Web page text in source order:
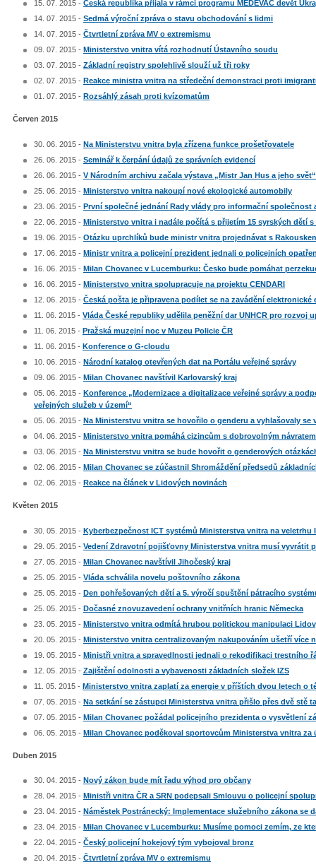
15. 07. 2015 - Česká republika přijala v rámci programu MEDEVAC devět
14. 07. 2015 - Sedmá výroční zpráva o stavu obchodování s lidmi
14. 07. 2015 - Čtvrtletní zpráva MV o extremismu
09. 07. 2015 - Ministerstvo vnitra vítá rozhodnutí Ústavního soudu
03. 07. 2015 - Základní registry spolehlivě slouží už tři roky
02. 07. 2015 - Reakce ministra vnitra na středeční demonstraci proti
01. 07. 2015 - Rozsáhlý zásah proti kvízomatům
Červen 2015
30. 06. 2015 - Na Ministerstvu vnitra byla zřízena funkce prošetřovatele
26. 06. 2015 - Seminář k čerpání údajů ze správních evidencí
26. 06. 2015 - V Národním archivu začala výstava „Mistr Jan Hus a jeho svět“
25. 06. 2015 - Ministerstvo vnitra nakoupí nové ekologické automobily
23. 06. 2015 - První společné jednání Rady vlády pro informační společnost
22. 06. 2015 - Ministerstvo vnitra i nadále počítá s přijetím 15 syrských dětí
19. 06. 2015 - Otázku uprchlíků bude ministr vnitra projednávat s
17. 06. 2015 - Ministr vnitra a policejní prezident jednali o policejních
16. 06. 2015 - Milan Chovanec v Lucemburku: Česko bude pomáhat
16. 06. 2015 - Ministerstvo vnitra spolupracuje na projektu CENDARI
12. 06. 2015 - Česká pošta je připravena podílet se na zavádění elektronické
11. 06. 2015 - Vláda České republiky udělila peněžní dar UNHCR pro rozvoj
11. 06. 2015 - Pražská muzejní noc v Muzeu Policie ČR
11. 06. 2015 - Konference o G-cloudu
10. 06. 2015 - Národní katalog otevřených dat na Portálu veřejné správy
09. 06. 2015 - Milan Chovanec navštívil Karlovarský kraj
05. 06. 2015 - Konference „Modernizace a digitalizace veřejné správy a
veřejných služeb v území“
05. 06. 2015 - Na Ministerstvu vnitra se hovořilo o genderu a vyhlašovaly se
04. 06. 2015 - Ministerstvo vnitra pomáhá cizincům s dobrovolným
03. 06. 2015 - Na Ministerstvu vnitra se bude hovořit o genderových
02. 06. 2015 - Milan Chovanec se zúčastnil Shromáždění předsedů
02. 06. 2015 - Reakce na článek v Lidových novinách
Květen 2015
30. 05. 2015 - Kyberbezpečnost ICT systémů Ministerstva vnitra na veletrhu
29. 05. 2015 - Vedení Zdravotní pojišťovny Ministerstva vnitra musí vyvrátit
27. 05. 2015 - Milan Chovanec navštívil Jihočeský kraj
25. 05. 2015 - Vláda schválila novelu poštovního zákona
25. 05. 2015 - Den pohřešovaných dětí a 5. výročí spuštění pátracího
25. 05. 2015 - Dočasné znovuzavedení ochrany vnitřních hranic Německa
23. 05. 2015 - Ministerstvo vnitra odmítá hrubou politickou manipulaci
20. 05. 2015 - Ministerstvo vnitra centralizovaným nakupováním ušetří více
19. 05. 2015 - Ministři vnitra a spravedlnosti jednali o rekodifikaci trestního
12. 05. 2015 - Zajištění odolnosti a vybavenosti základních složek IZS
11. 05. 2015 - Ministerstvo vnitra zaplatí za energie v příštích dvou letech o
07. 05. 2015 - Na setkání se zástupci Ministerstva vnitra přišlo přes dvě stě
07. 05. 2015 - Milan Chovanec požádal policejního prezidenta o vysvětlení
06. 05. 2015 - Milan Chovanec poděkoval sportovcům Ministerstva vnitra za
Duben 2015
30. 04. 2015 - Nový zákon bude mít řadu výhod pro občany
28. 04. 2015 - Ministři vnitra ČR a SRN podepsali Smlouvu o policejní
23. 04. 2015 - Náměstek Postránecký: Implementace služebního zákona se
23. 04. 2015 - Milan Chovanec v Lucemburku: Musíme pomoci zemím, ze
22. 04. 2015 - Český policejní hokejový tým vybojoval bronz
20. 04. 2015 - Čtvrtletní zpráva MV o extremismu